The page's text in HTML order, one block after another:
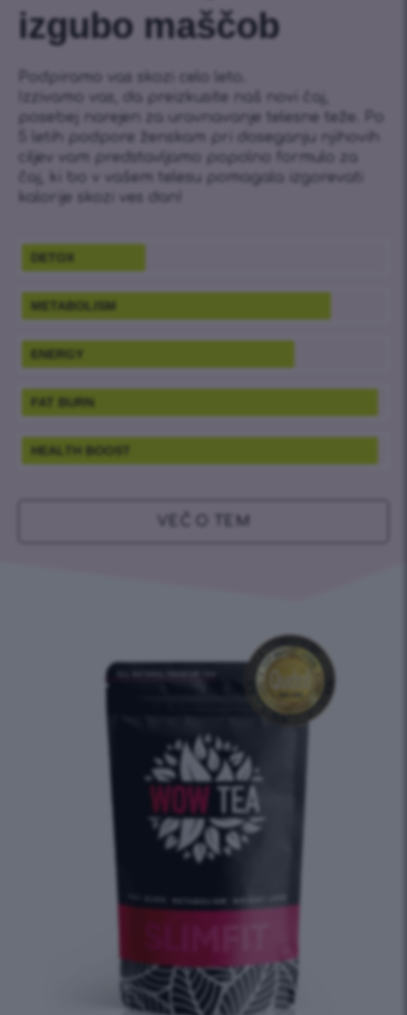
izgubo maščob
Podpiramo vas skozi celo leto.
Izzivamo vas, da preizkusite naš novi čaj,
posebej narejen za uravnavanje telesne teže. Po
5 letih podpore ženskam pri doseganju njihovih
ciljev vam predstavljamo popolno formulo za
čaj, ki bo v vašem telesu pomagala izgorevati
kalorije skozi ves dan!
DETOX
METABOLISM
ENERGY
FAT BURN
HEALTH BOOST
VEČ O TEM